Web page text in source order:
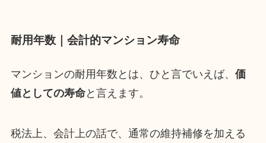
耐用年数｜会計的マンション寿命
マンションの耐用年数とは、ひと言でいえば、 価
値としての寿命と言えます。
税法上、会計上の話で、通常の維持補修を加える